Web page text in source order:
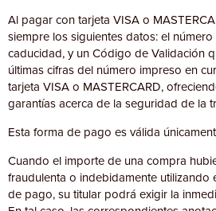
Al pagar con tarjeta VISA o
siempre los siguientes datos: el
caducidad, y un Código de Validación
últimas cifras del número impreso en
tarjeta VISA o MASTERCARD,
garantías acerca de la seguridad de la
Esta forma de pago es válida
Cuando el importe de una compra
fraudulenta o indebidamente utilizando
de pago, su titular podrá exigir la